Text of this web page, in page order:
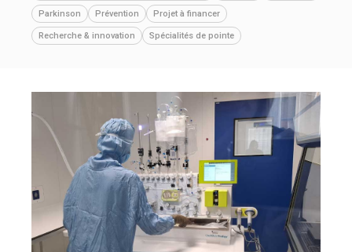
Parkinson Prévention Projet à financer
Recherche & innovation Spécialités de pointe